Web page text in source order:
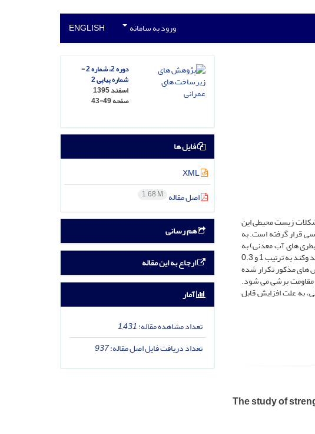
ورود به سامانه ENGLISH
زیست محیطی این
قرار گرفته است. به
(از جنس بطری های آب معدنی) به
مقدار وزنی 0.3 درصد در ابعاد 8×12 میلیمتر تهیه شده و بر روی آنها آزمایش های برش مستقیم کوچک و بزرگ مقیاس با سرعت های تند وکند به ترتیب 1 و 0.3
مخلوط شده و آزمایش های مذکور تکرار شده
مقاومت برشی می شود.
به علت افزایش قابل
The study of
دوره 2، شماره 2 -
شماره پیاپی 2
اسفند 1395
صفحه43-49
فایل ها
XML
اصل مقاله 1.68 M
هم رسانی
ارجاع به این مقاله
آمار
تعداد مشاهده مقاله:1,431
تعداد دریافت فایل اصل مقاله:937